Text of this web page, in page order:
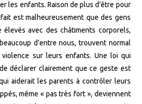
les enfants. Raison de plus d’être pour
est malheureusement que des gens
avec des châtiments corporels,
d’entre nous, trouvent normal
sur leurs enfants. Une loi qui
déclarer clairement que ce geste est
aiderait les parents à contrôler leurs
même « pas très fort », deviennent